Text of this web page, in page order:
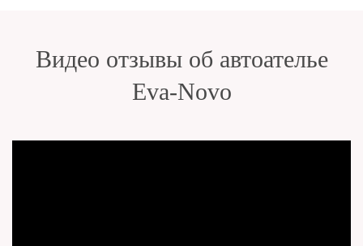
Видео отзывы об автоателье
Eva-Novo